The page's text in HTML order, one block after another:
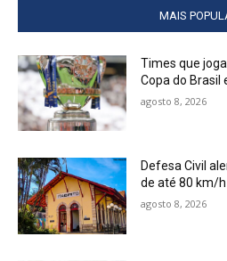
MAIS
Times que
Copa do Brasil
agosto 8, 2026
Defesa Civil
de até 80 km/
agosto 8, 2026